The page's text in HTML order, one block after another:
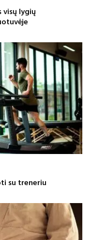
visų lygių
su treneriu